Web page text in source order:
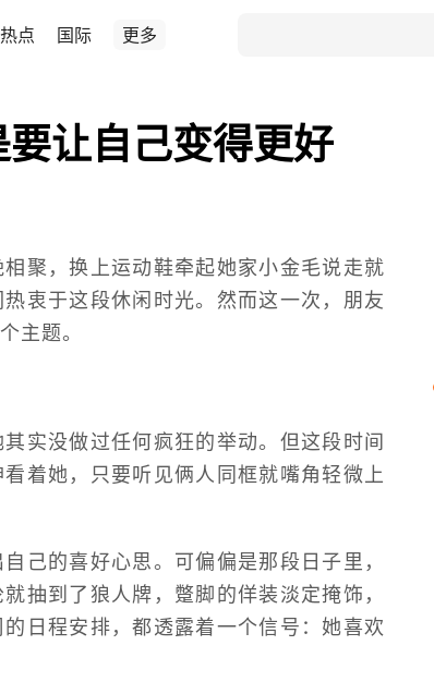
热点 国际 更多
让自己变得更好
聚，换上运动鞋牵起她家小金毛说走就
衷于这段休闲时光。然而这一次，朋友
主题。
实没做过任何疯狂的举动。但这段时间
着她，只要听见俩人同框就嘴角轻微上
己的喜好心思。可偏偏是那段日子里，
抽到了狼人牌，蹩脚的佯装淡定掩饰，
日程安排，都透露着一个信号：她喜欢